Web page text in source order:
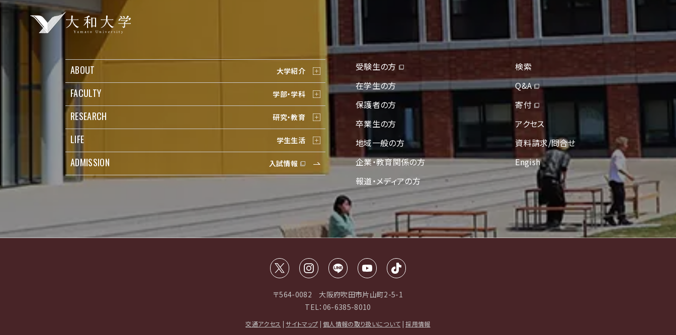
ABOUT 大学紹介
FACULTY 学部・学科
RESEARCH 研究・教育
LIFE 学生生活
ADMISSION 入試情報
受験生の方
在学生の方
保護者の方
卒業生の方
地域一般の方
企業・教育関係の方
報道・メディアの方
検索
Q&A
寄付
アクセス
資料請求/問合せ
Engish
〒564-0082 大阪府吹田市片山町2-5-1
TEL：06-6385-8010
交通アクセス |サイトマップ |個人情報の取り扱いについて |採用情報